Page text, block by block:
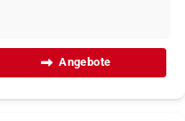
Angebote